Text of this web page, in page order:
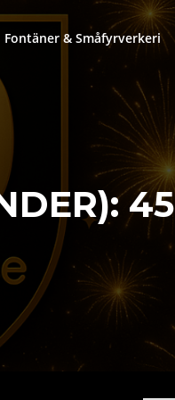
Fontäner & Småfyrverkeri
45